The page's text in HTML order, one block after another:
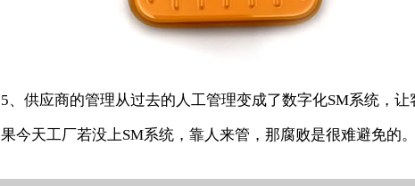
5、供应商的管理从过去的人工管理变成了数字化SM系统，
果今天工厂若没上SM系统，靠人来管，那腐败是很难避免的